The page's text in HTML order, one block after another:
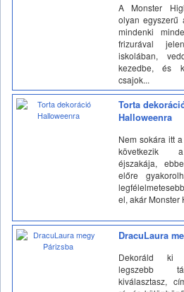
A Monster
olyan egyszerű
mindenki
frizurával
iskolában,
kezedbe, és
csajok...
Torta
Halloweenra
Nem sokára itt
következik
éjszakája,
előre
el, akár Monster
DracuLaura
Dekoráld ki
legszebb
kiválasztasz,